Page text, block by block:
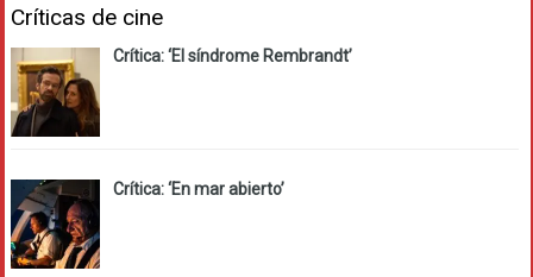
Críticas de cine
Crítica: ‘El síndrome Rembrandt’
Crítica: ‘En mar abierto’